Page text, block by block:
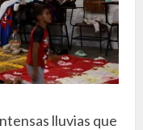
lluvias que